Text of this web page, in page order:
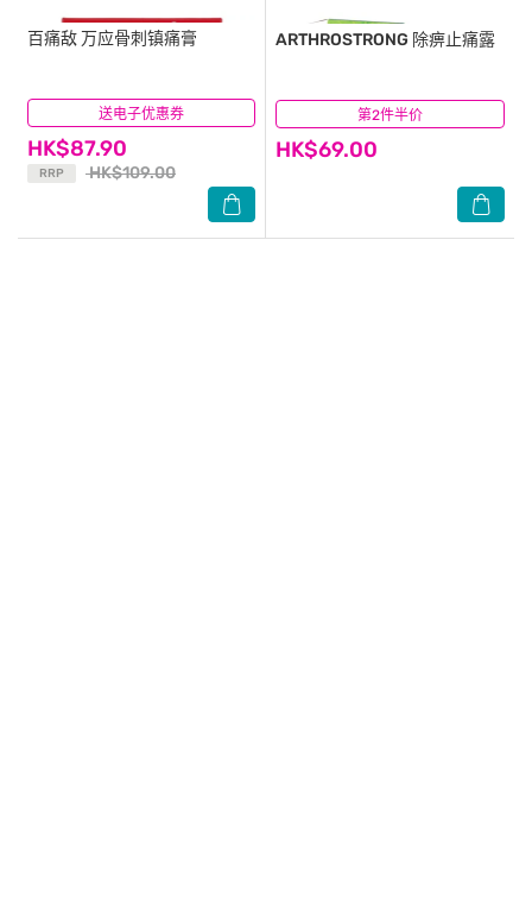
送电子优惠券
百痛敌万应骨刺镇痛膏
HK$87.90
RRP HK$109.00
(2) 第2件半价
ARTHROSTRONG 除痹止痛露
HK$69.00
(7)